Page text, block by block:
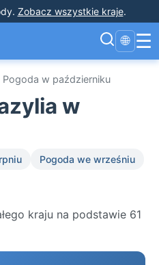
. Zobacz wszystkie kraje.
🌐 ☰
Pogoda w październiku
w
Pogoda we wrześniu
kraju na podstawie 61